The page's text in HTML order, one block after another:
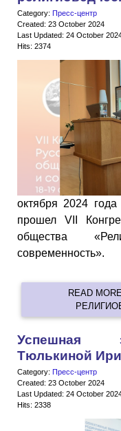
Category: Пресс-центр
Created: 23 October 2024
Last Updated: 24 October
Hits: 2374
октября 2024
прошел VII
общества
современность».
READ
Успешная
Тюлькиной
Category: Пресс-центр
Created: 23 October 2024
Last Updated: 24 October
Hits: 2338